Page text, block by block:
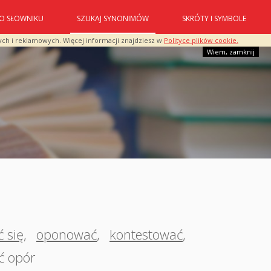
i reklamowych. Więcej informacji znajdziesz w Polityce plików cookie.
Wiem, zamknij
O SŁOWNIKU SZUKAJ SYNONIMÓW SKRÓTY I SYMBOLE
się, oponować, kontestować,
opór